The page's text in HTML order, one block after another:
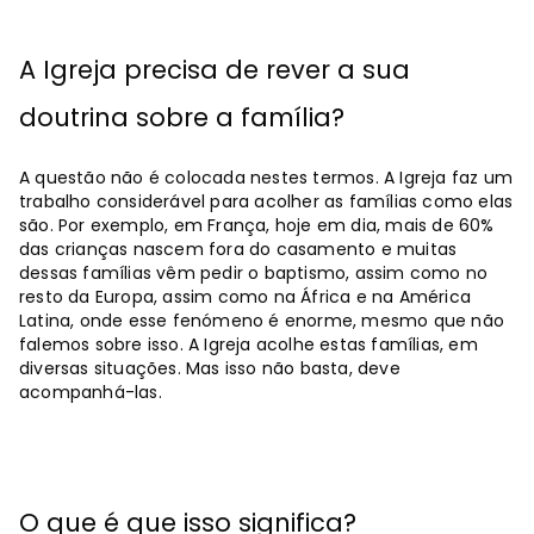
A Igreja precisa de rever a sua
doutrina sobre a família?
A questão não é colocada nestes termos. A Igreja faz um
trabalho considerável para acolher as famílias como elas
são. Por exemplo, em França, hoje em dia, mais de 60%
das crianças nascem fora do casamento e muitas
dessas famílias vêm pedir o baptismo, assim como no
resto da Europa, assim como na África e na América
Latina, onde esse fenómeno é enorme, mesmo que não
falemos sobre isso. A Igreja acolhe estas famílias, em
diversas situações. Mas isso não basta, deve
acompanhá-las.
O que é que isso significa?